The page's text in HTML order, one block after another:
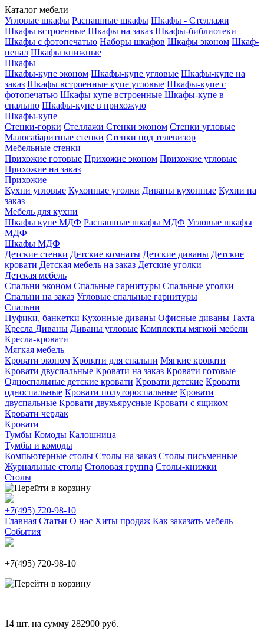
Каталог мебели
Угловые шкафы Распашные шкафы Шкафы - Стеллажи
Шкафы встроенные Шкафы на заказ Шкафы-библиотеки
Шкафы с фотопечатью Наборы шкафов Шкафы эконом Шкаф-
пенал Шкафы книжные
Шкафы
Шкафы-купе эконом Шкафы-купе угловые Шкафы-купе на
заказ Шкафы встроенные купе угловые Шкафы-купе с
фотопечатью Шкафы купе встроенные Шкафы-купе в
спальню Шкафы-купе в прихожую
Шкафы-купе
Стенки-горки Стеллажи Стенки эконом Стенки угловые
Малогабаритные стенки Стенки под телевизор
Мебельные стенки
Прихожие готовые Прихожие эконом Прихожие угловые
Прихожие на заказ
Прихожие
Кухни угловые Кухонные уголки Диваны кухонные Кухни на
заказ
Мебель для кухни
Шкафы купе МДФ Распашные шкафы МДФ Угловые шкафы
МДФ
Шкафы МДФ
Детские стенки Детские комнаты Детские диваны Детские
кровати Детская мебель на заказ Детские уголки
Детская мебель
Спальни эконом Спальные гарнитуры Спальные уголки
Спальни на заказ Угловые спальные гарнитуры
Спальни
Пуфики, банкетки Кухонные диваны Офисные диваны Тахта
Кресла Диваны Диваны угловые Комплекты мягкой мебели
Кресла-кровати
Мягкая мебель
Кровати эконом Кровати для спальни Мягкие кровати
Кровати двуспальные Кровати на заказ Кровати готовые
Односпальные детские кровати Кровати детские Кровати
односпальные Кровати полутороспальные Кровати
двуспальные Кровати двухъярусные Кровати с ящиком
Кровати чердак
Кровати
Тумбы Комоды Калошница
Тумбы и комоды
Компьютерные столы Столы на заказ Столы письменные
Журнальные столы Столовая группа Столы-книжки
Столы
+7(495) 720-98-10
Главная Статьи О нас Хиты продаж Как заказать мебель
События
+7(495) 720-98-10
14 шт. на сумму 282900 руб.